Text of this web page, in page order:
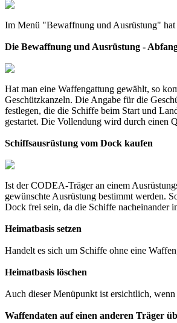
Im Menü "Bewaffnung und Ausrüstung"
Die Bewaffnung und Ausrüstung -
Hat man eine Waffengattung gewählt, so
Geschützkanzeln. Die Angabe für die
festlegen, die die Schiffe beim Start und
gestartet. Die Vollendung wird durch einen
Schiffsausrüstung vom Dock kaufen
Ist der CODEA-Träger an einem
gewünschte Ausrüstung bestimmt werden.
Dock frei sein, da die Schiffe nacheinander
Heimatbasis setzen
Handelt es sich um Schiffe ohne eine
Heimatbasis löschen
Auch dieser Menüpunkt ist ersichtlich,
Waffendaten auf einen anderen Träger